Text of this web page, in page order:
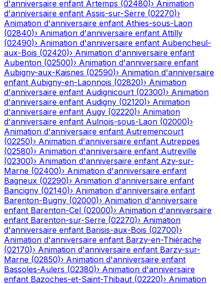
d'anniversaire enfant Artemps (02480)› Animation
d'anniversaire enfant Assis-sur-Serre (02270)›
Animation d'anniversaire enfant Athies-sous-Laon
(02840)› Animation d'anniversaire enfant Attilly
(02490)› Animation d'anniversaire enfant Aubencheul-
aux-Bois (02420)› Animation d'anniversaire enfant
Aubenton (02500)› Animation d'anniversaire enfant
Aubigny-aux-Kaisnes (02590)› Animation d'anniversaire
enfant Aubigny-en-Laonnois (02820)› Animation
d'anniversaire enfant Audignicourt (02300)› Animation
d'anniversaire enfant Audigny (02120)› Animation
d'anniversaire enfant Augy (02220)› Animation
d'anniversaire enfant Aulnois-sous-Laon (02000)›
Animation d'anniversaire enfant Autremencourt
(02250)› Animation d'anniversaire enfant Autreppes
(02580)› Animation d'anniversaire enfant Autreville
(02300)› Animation d'anniversaire enfant Azy-sur-
Marne (02400)› Animation d'anniversaire enfant
Bagneux (02290)› Animation d'anniversaire enfant
Bancigny (02140)› Animation d'anniversaire enfant
Barenton-Bugny (02000)› Animation d'anniversaire
enfant Barenton-Cel (02000)› Animation d'anniversaire
enfant Barenton-sur-Serre (02270)› Animation
d'anniversaire enfant Barisis-aux-Bois (02700)›
Animation d'anniversaire enfant Barzy-en-Thiérache
(02170)› Animation d'anniversaire enfant Barzy-sur-
Marne (02850)› Animation d'anniversaire enfant
Bassoles-Aulers (02380)› Animation d'anniversaire
enfant Bazoches-et-Saint-Thibaut (02220)› Animation